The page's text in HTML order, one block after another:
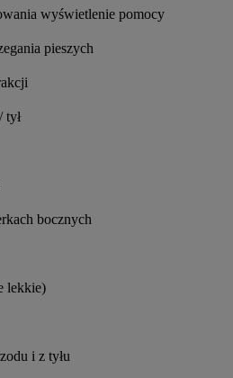
wyświetlenie pomocy
pieszych
tył
bocznych
lekkie)
i z tyłu